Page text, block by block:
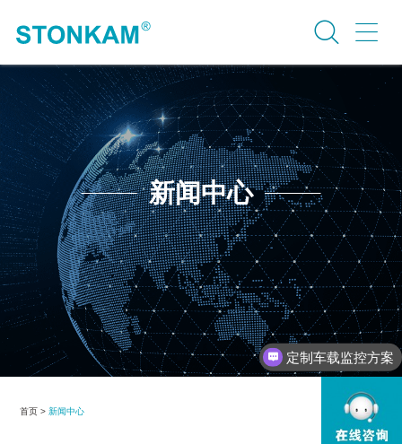
新闻中心
首页 > 新闻中心
定制车载监控方案